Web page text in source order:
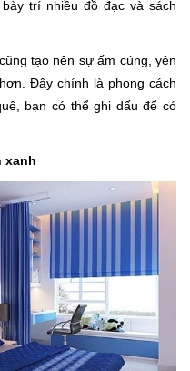
trí nhiều đồ đạc và sách
tạo nên sự ấm cúng, yên
Đây chính là phong cách
bạn có thể ghi dấu để có
xanh